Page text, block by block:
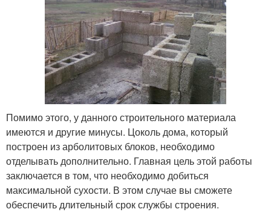
Помимо этого, у данного строительного материала
имеются и другие минусы. Цоколь дома, который
построен из арболитовых блоков, необходимо
отделывать дополнительно. Главная цель этой работы
заключается в том, что необходимо добиться
максимальной сухости. В этом случае вы сможете
обеспечить длительный срок службы строения.